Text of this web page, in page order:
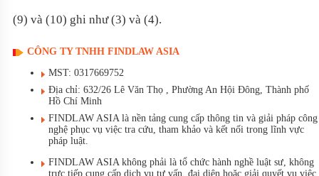
(9) và (10) ghi như (3) và (4).
CÔNG TY TNHH FINDLAW ASIA
MST: 0317669752
Địa chỉ: 632/26 Lê Văn Thọ , Phường An Hội Đông, Thành phố
Hồ Chí Minh
FINDLAW ASIA là nền tảng cung cấp thông tin và giải pháp công
nghệ phục vụ việc tra cứu, tham khảo và kết nối trong lĩnh vực
pháp luật.
FINDLAW ASIA không phải là tổ chức hành nghề luật sư, không
trực tiếp cung cấp dịch vụ tư vấn, đại diện hoặc giải quyết vụ việc